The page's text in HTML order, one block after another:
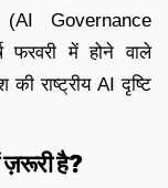
(AI Governance
फरवरी में होने वाले
राष्ट्रीय AI दृष्टि
ज़रूरी है?